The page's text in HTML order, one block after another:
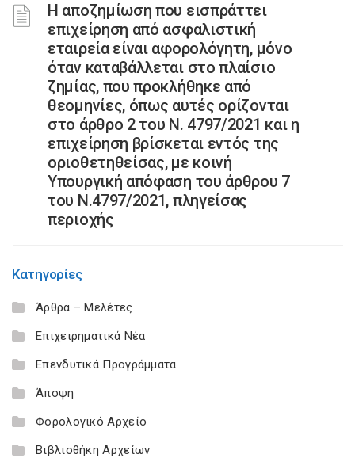
Η αποζημίωση που εισπράττει
επιχείρηση από ασφαλιστική
εταιρεία είναι αφορολόγητη, μόνο
όταν καταβάλλεται στο πλαίσιο
ζημίας, που προκλήθηκε από
θεομηνίες, όπως αυτές ορίζονται
στο άρθρο 2 του Ν. 4797/2021 και η
επιχείρηση βρίσκεται εντός της
οριοθετηθείσας, με κοινή
Υπουργική απόφαση του άρθρου 7
του Ν.4797/2021, πληγείσας
περιοχής
Κατηγορίες
Άρθρα – Μελέτες
Επιχειρηματικά Νέα
Επενδυτικά Προγράμματα
Άποψη
Φορολογικό Αρχείο
Βιβλιοθήκη Αρχείων